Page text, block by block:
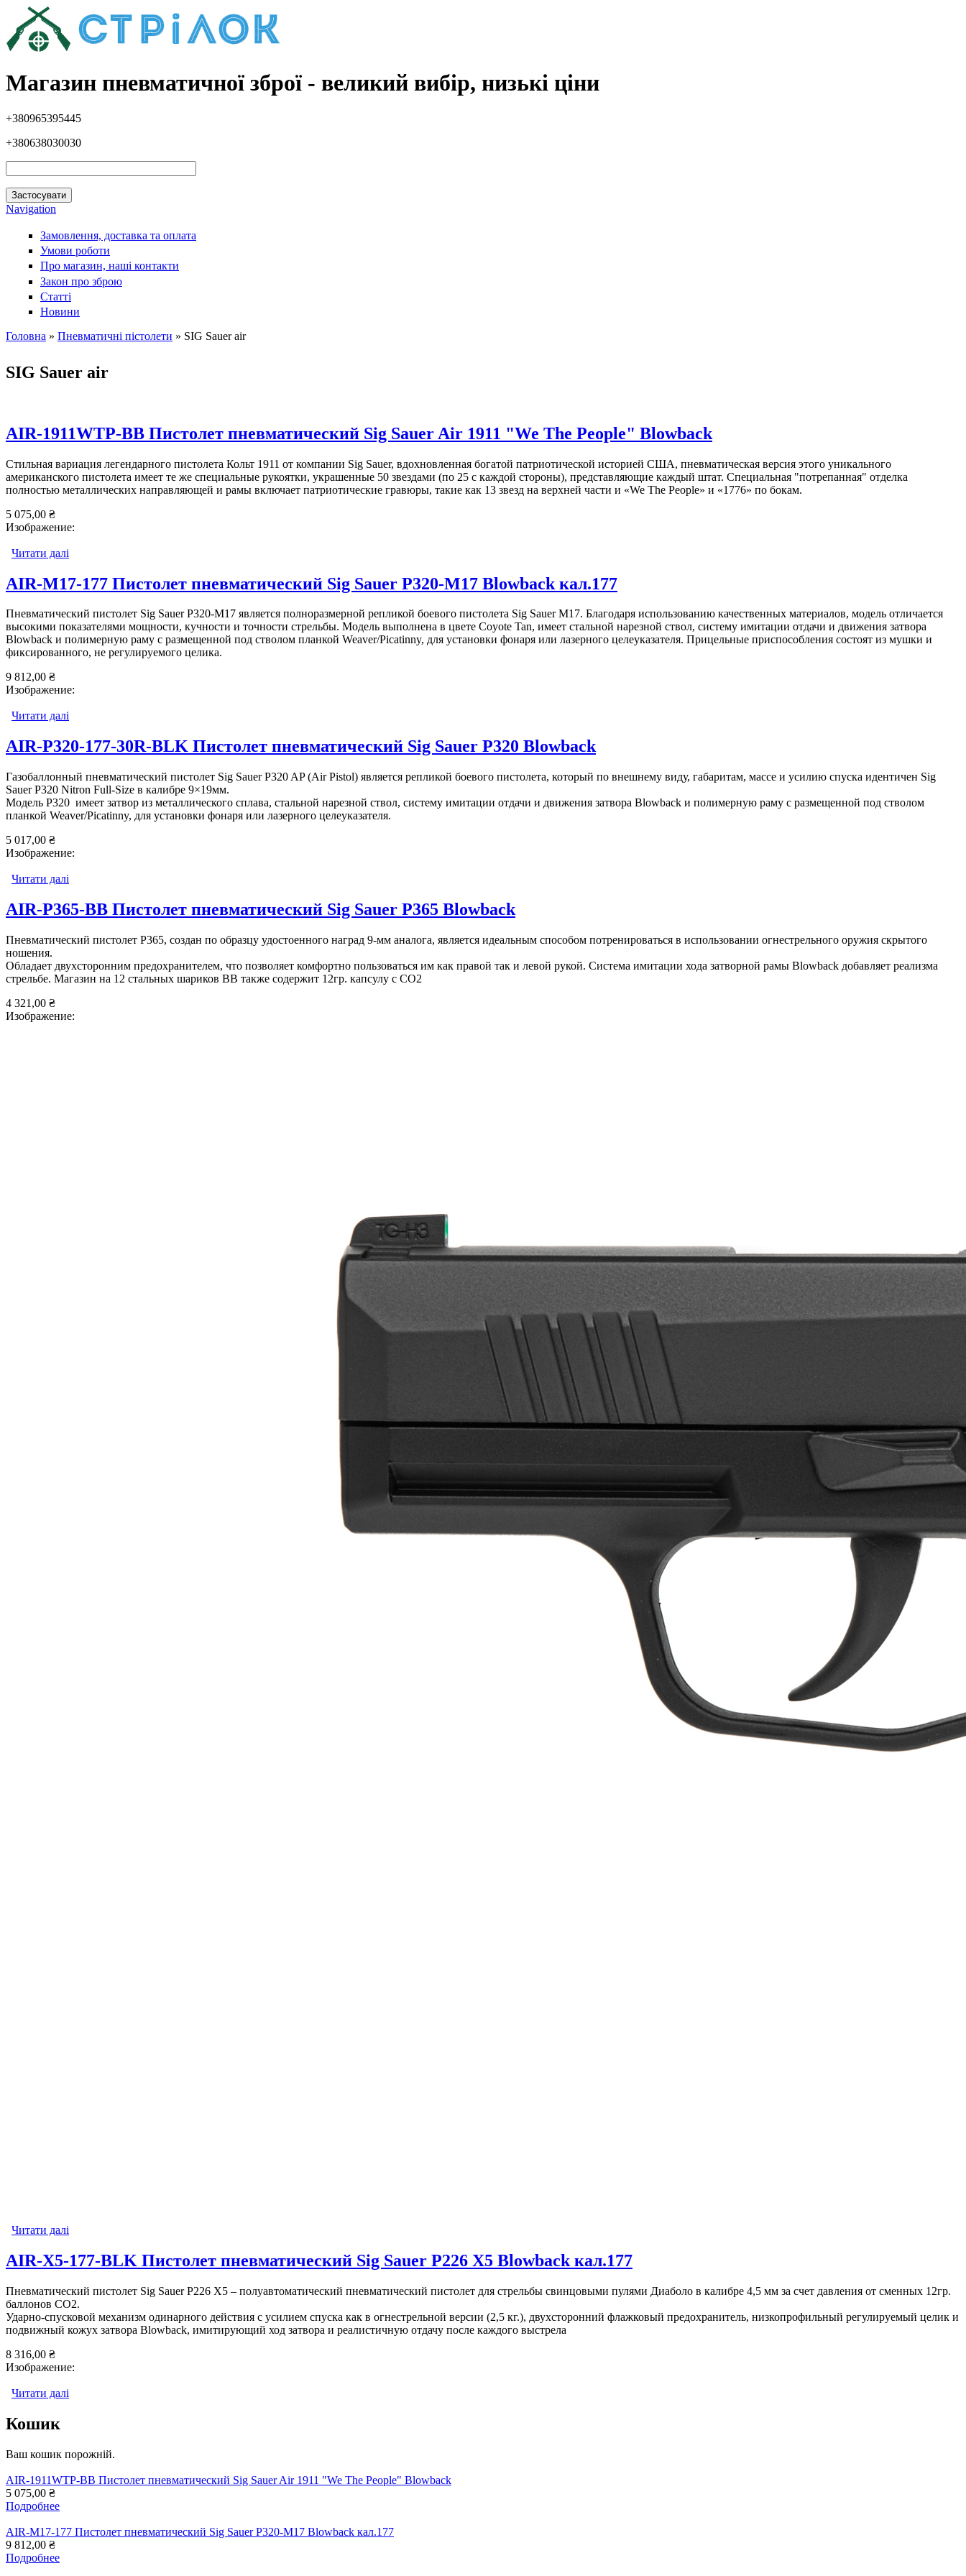
Перейти до основного вмісту
Магазин пневматичної зброї - великий вибір, низькі ціни
+380965395445
+380638030030
Navigation
Замовлення, доставка та оплата
Умови роботи
Про магазин, наші контакти
Закон про зброю
Статті
Новини
Головна » Пневматичні пістолети » SIG Sauer air
SIG Sauer air
AIR-1911WTP-BB Пистолет пневматический Sig Sauer Air 1911 "We The People" Blowback
Стильная вариация легендарного пистолета Кольт 1911 от компании Sig Sauer, вдохновленная богатой патриотической историей США, пневматическая версия этого уникального
американского пистолета имеет те же специальные рукоятки, украшенные 50 звездами (по 25 с каждой стороны), представляющие каждый штат. Специальная "потрепанная" отделка
полностью металлических направляющей и рамы включает патриотические гравюры, такие как 13 звезд на верхней части и «We The People» и «1776» по бокам.
5 075,00 ₴
Изображение:
Читати далі
AIR-M17-177 Пистолет пневматический Sig Sauer P320-M17 Blowback кал.177
Пневматический пистолет Sig Sauer P320-M17 является полноразмерной репликой боевого пистолета Sig Sauer M17. Благодаря использованию качественных материалов, модель отличается
высокими показателями мощности, кучности и точности стрельбы. Модель выполнена в цвете Coyote Tan, имеет стальной нарезной ствол, систему имитации отдачи и движения затвора
Blowback и полимерную раму с размещенной под стволом планкой Weaver/Picatinny, для установки фонаря или лазерного целеуказателя. Прицельные приспособления состоят из мушки и
фиксированного, не регулируемого целика.
9 812,00 ₴
Изображение:
Читати далі
AIR-P320-177-30R-BLK Пистолет пневматический Sig Sauer P320 Blowback
Газобаллонный пневматический пистолет Sig Sauer P320 AP (Air Pistol) является репликой боевого пистолета, который по внешнему виду, габаритам, массе и усилию спуска идентичен Sig
Sauer P320 Nitron Full-Size в калибре 9×19мм.
Модель P320 имеет затвор из металлического сплава, стальной нарезной ствол, систему имитации отдачи и движения затвора Blowback и полимерную раму с размещенной под стволом
планкой Weaver/Picatinny, для установки фонаря или лазерного целеуказателя.
5 017,00 ₴
Изображение:
Читати далі
AIR-P365-BB Пистолет пневматический Sig Sauer P365 Blowback
Пневматический пистолет P365, создан по образцу удостоенного наград 9-мм аналога, является идеальным способом потренироваться в использовании огнестрельного оружия скрытого
ношения.
Обладает двухсторонним предохранителем, что позволяет комфортно пользоваться им как правой так и левой рукой. Система имитации хода затворной рамы Blowback добавляет реализма
стрельбе. Магазин на 12 стальных шариков ВВ также содержит 12гр. капсулу с СО2
4 321,00 ₴
Изображение:
Читати далі
AIR-X5-177-BLK Пистолет пневматический Sig Sauer P226 X5 Blowback кал.177
Пневматический пистолет Sig Sauer P226 X5 – полуавтоматический пневматический пистолет для стрельбы свинцовыми пулями Диаболо в калибре 4,5 мм за счет давления от сменных 12гр.
баллонов СО2.
Ударно-спусковой механизм одинарного действия с усилием спуска как в огнестрельной версии (2,5 кг.), двухсторонний флажковый предохранитель, низкопрофильный регулируемый целик и
подвижный кожух затвора Blowback, имитирующий ход затвора и реалистичную отдачу после каждого выстрела
8 316,00 ₴
Изображение:
Читати далі
Кошик
Ваш кошик порожній.
AIR-1911WTP-BB Пистолет пневматический Sig Sauer Air 1911 "We The People" Blowback
5 075,00 ₴
Подробнее
AIR-M17-177 Пистолет пневматический Sig Sauer P320-M17 Blowback кал.177
9 812,00 ₴
Подробнее